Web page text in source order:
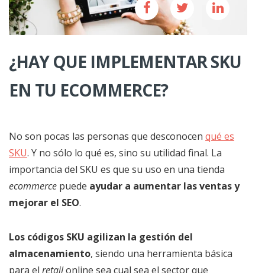
¿HAY QUE IMPLEMENTAR SKU
EN TU ECOMMERCE?
No son pocas las personas que desconocen qué es
SKU. Y no sólo lo qué es, sino su utilidad final. La
importancia del SKU es que su uso en una tienda
ecommerce puede ayudar a aumentar las ventas y
mejorar el SEO.
Los códigos SKU agilizan la gestión del
almacenamiento, siendo una herramienta básica
para el retailonline sea cual sea el sector que